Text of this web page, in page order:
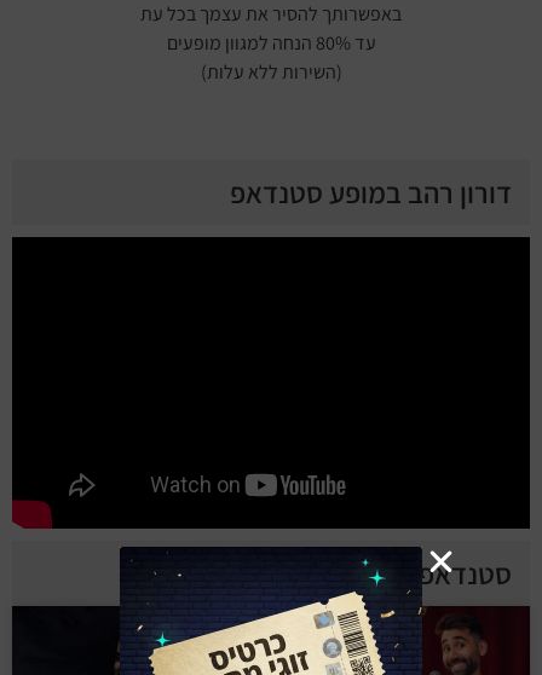
באפשרותך להסיר את עצמך בכל עת
עד 80% הנחה למגוון מופעים
(השירות ללא עלות)
דורון רהב במופע סטנדאפ
סטנדאפיסטים מומלצים